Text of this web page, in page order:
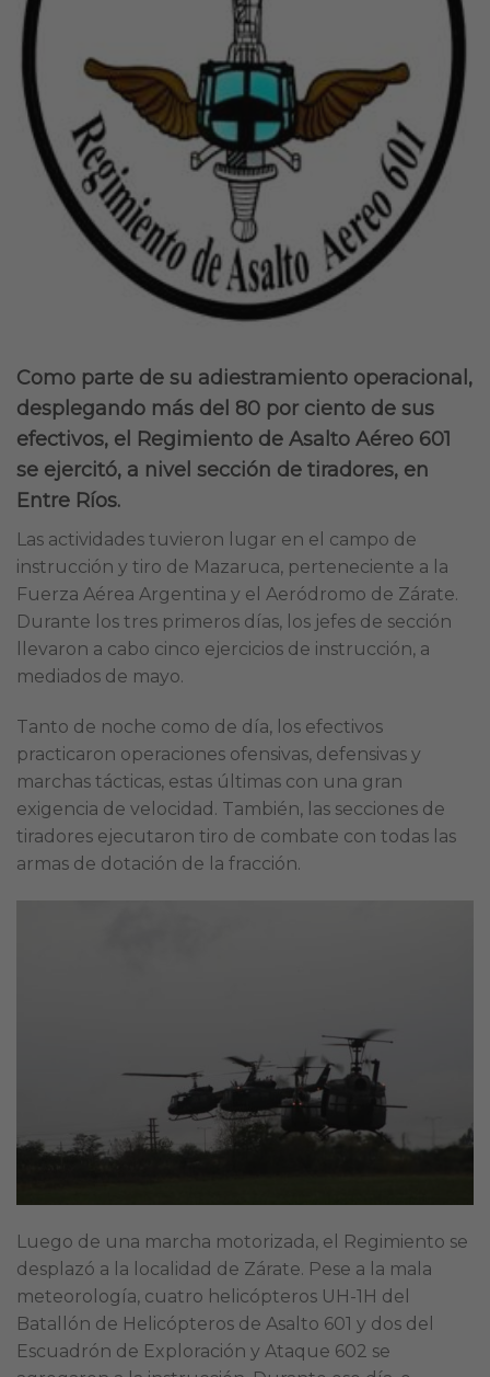
Como parte de su adiestramiento operacional,
desplegando más del 80 por ciento de sus
efectivos, el Regimiento de Asalto Aéreo 601
se ejercitó, a nivel sección de tiradores, en
Entre Ríos.
Las actividades tuvieron lugar en el campo de
instrucción y tiro de Mazaruca, perteneciente a la
Fuerza Aérea Argentina y el Aeródromo de Zárate.
Durante los tres primeros días, los jefes de sección
llevaron a cabo cinco ejercicios de instrucción, a
mediados de mayo.
Tanto de noche como de día, los efectivos
practicaron operaciones ofensivas, defensivas y
marchas tácticas, estas últimas con una gran
exigencia de velocidad. También, las secciones de
tiradores ejecutaron tiro de combate con todas las
armas de dotación de la fracción.
Luego de una marcha motorizada, el Regimiento se
desplazó a la localidad de Zárate. Pese a la mala
meteorología, cuatro helicópteros UH-1H del
Batallón de Helicópteros de Asalto 601 y dos del
Escuadrón de Exploración y Ataque 602 se